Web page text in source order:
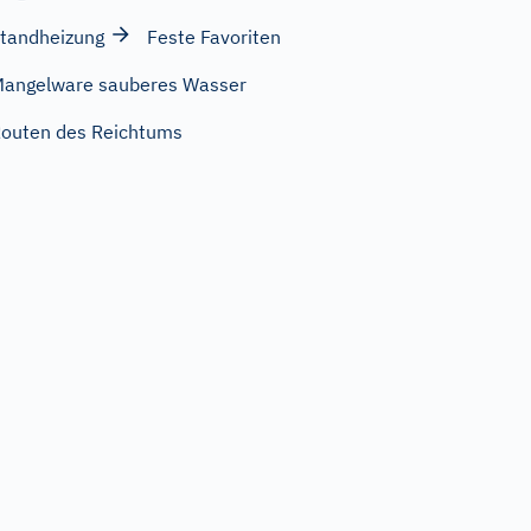
Feste Favoriten
sauberes Wasser
des Reichtums